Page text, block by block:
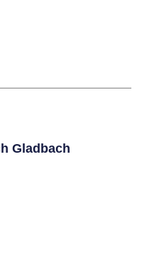
Gladbach